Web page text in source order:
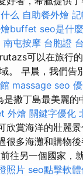
么 自助餐外燴
buffet seo是什麼
南屯按摩 台胞證
可以在旅行
。 早晨，我們告
massage seo
撒丁島最美麗的
外燴 關鍵字優化
欣賞海洋的壯麗
很多海灘和購物
往另一個國家，
照片 seo點擊軟